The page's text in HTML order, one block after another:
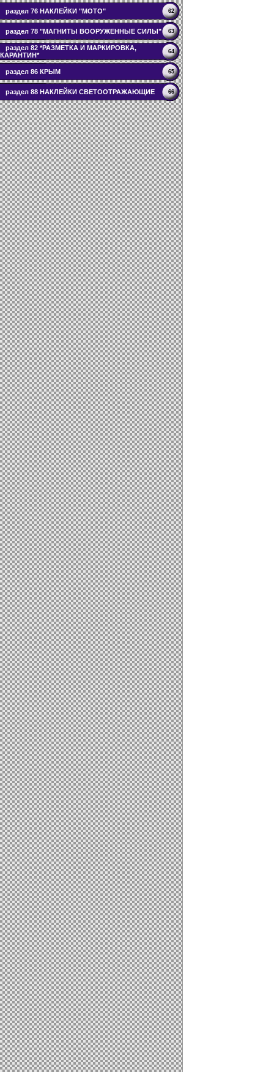
раздел 76 НАКЛЕЙКИ "МОТО" 62
раздел 78 "МАГНИТЫ ВООРУЖЕННЫЕ СИЛЫ" 63
раздел 82 *РАЗМЕТКА И МАРКИРОВКА,
КАРАНТИН*
64
раздел 86 КРЫМ 65
раздел 88 НАКЛЕЙКИ СВЕТООТРАЖАЮЩИЕ 66